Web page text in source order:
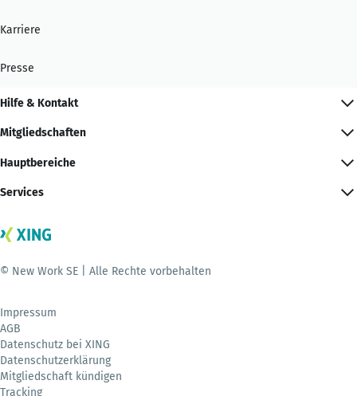
Karriere
Presse
Hilfe & Kontakt
Mitgliedschaften
Hauptbereiche
Services
© New Work SE | Alle Rechte vorbehalten
Impressum
AGB
Datenschutz bei XING
Datenschutzerklärung
Mitgliedschaft kündigen
Tracking